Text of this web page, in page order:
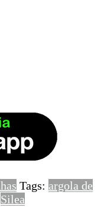
Tags: argola de
Silea